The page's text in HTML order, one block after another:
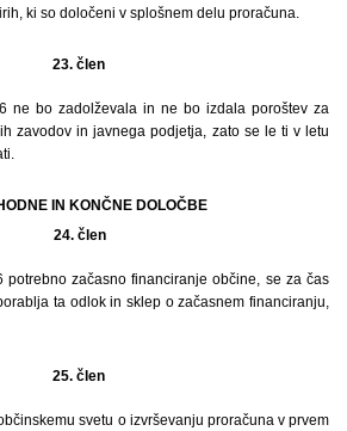
ki so določeni v splošnem delu proračuna.
23. člen
ne bo zadolževala in ne bo izdala poroštev za
zavodov in javnega podjetja, zato se le ti v letu
IN KONČNE DOLOČBE
24. člen
potrebno začasno financiranje občine, se za čas
ta odlok in sklep o začasnem financiranju,
25. člen
svetu o izvrševanju proračuna v prvem